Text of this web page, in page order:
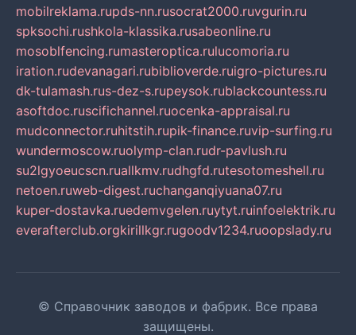
mobilreklama.rupds-nn.rusocrat2000.ruvgurin.ru
spksochi.rushkola-klassika.rusabeonline.ru
mosoblfencing.rumasteroptica.rulucomoria.ru
iration.rudevanagari.rubiblioverde.ruigro-pictures.ru
dk-tulamash.rus-dez-s.rupeysok.rublackcountess.ru
asoftdoc.ruscifichannel.ruocenka-appraisal.ru
mudconnector.ruhitstih.rupik-finance.ruvip-surfing.ru
wundermoscow.ruolymp-clan.rudr-pavlush.ru
su2lgyoeucscn.ruallkmv.rudhgfd.rutesotomeshell.ru
netoen.ruweb-digest.ruchanganqiyuana07.ru
kuper-dostavka.ruedemvgelen.ruytyt.ruinfoelektrik.ru
everafterclub.orgkirillkgr.rugoodv1234.ruoopslady.ru
© Справочник заводов и фабрик. Все права
защищены.